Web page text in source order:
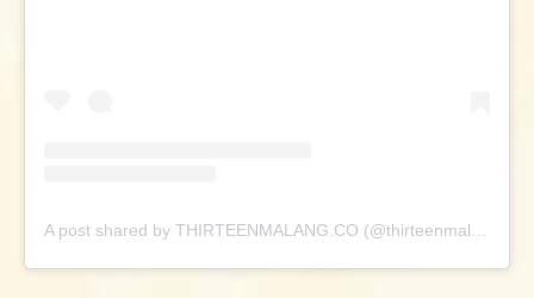
A post shared by THIRTEENMALANG.CO (@thirteenmalang.co)